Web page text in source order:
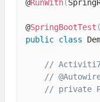
@RunWith(
@SpringBootTest (
public class
// Activiti7
//
// private